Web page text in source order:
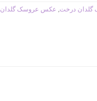
گلدان درخت عکس عروسک گلدان